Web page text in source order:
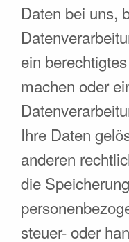
Daten bei uns,
ein
machen oder
Ihre Daten
anderen
die
steuer- oder